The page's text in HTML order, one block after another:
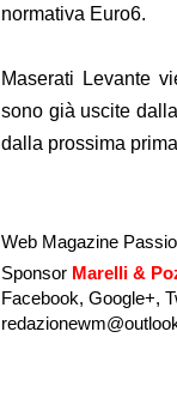
normativa Euro6.
Maserati Levante
sono già uscite
dalla prossima
Web Magazine
Sponsor Marelli &
Facebook, Google+,